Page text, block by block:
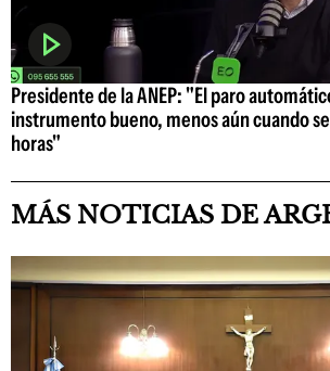
Presidente de la ANEP: "El paro
instrumento bueno, menos aún cuando
horas"
MÁS NOTICIAS DE